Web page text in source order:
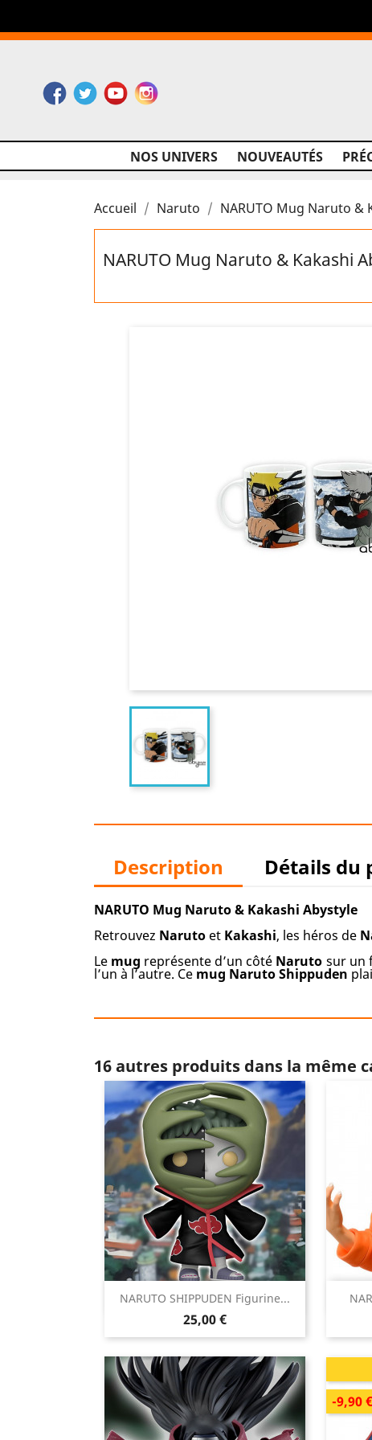
Facebook
TwitterYouTubeInstagram
NOS UNIVERS NOUVEAUTÉS
Accueil Naruto NARUTO Mug Naruto &
NARUTO Mug Naruto & Kakashi
Description Détails du
NARUTO Mug Naruto & Kakashi Abystyle
Retrouvez Naruto et Kakashi, les héros de
Le mug représente d’un côté Naruto sur un
l’un à l’autre. Ce mug Naruto Shippuden
16 autres produits dans la même
NARUTO SHIPPUDEN Figurine...
Prix
25,00 €
Aperçu rapide
-9,90 €